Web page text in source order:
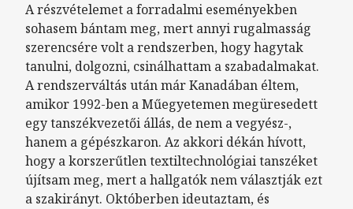
A részvételemet a forradalmi eseményekben
sohasem bántam meg, mert annyi rugalmasság
szerencsére volt a rendszerben, hogy hagytak
tanulni, dolgozni, csinálhattam a szabadalmakat.
A rendszerváltás után már Kanadában éltem,
amikor 1992-ben a Műegyetemen megüresedett
egy tanszékvezetői állás, de nem a vegyész-,
hanem a gépészkaron. Az akkori dékán hívott,
hogy a korszerűtlen textiltechnológiai tanszéket
újítsam meg, mert a hallgatók nem választják ezt
a szakirányt. Októberben ideutaztam, és